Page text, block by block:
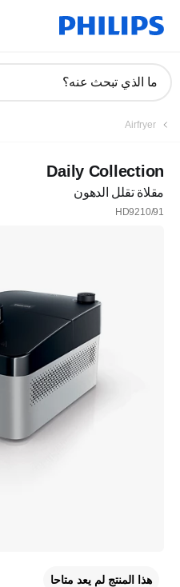
دعم
ما الذي تبحث عنه؟
Airfryer
Daily Collection
مقلاة تقلل الدهون
HD9210/91
هذا المنتج لم يعد متاحا